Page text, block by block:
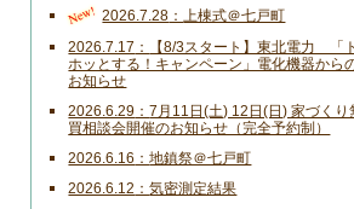
New! 2026.7.28 上棟式＠七戸町
2026.7.17
【8/3スタート】東北電力 「
ホッとする！キャンペーン」電化機器から
お知らせ
2026.6.29
7月11日(土) 12日(日) 家づく
買相談会開催のお知らせ（完全予約制）
2026.6.16 地鎮祭＠七戸町
2026.6.12 気密測定結果